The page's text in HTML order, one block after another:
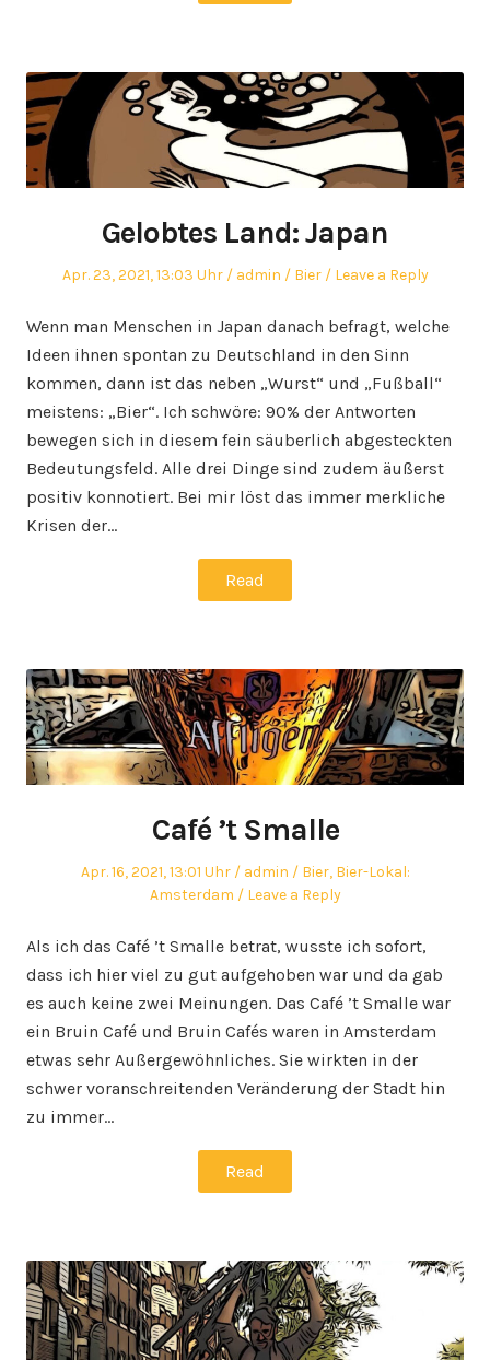
Gelobtes Land: Japan
Posted
Apr. 23, 2021, 13:03 Uhr Author
admin
Posted
Bier Leave a Reply
Wenn man Menschen in Japan danach befragt, welche
Ideen ihnen spontan zu Deutschland in den Sinn
kommen, dann ist das neben „Wurst“ und „Fußball“
meistens: „Bier“. Ich schwöre: 90% der Antworten
bewegen sich in diesem fein säuberlich abgesteckten
Bedeutungsfeld. Alle drei Dinge sind zudem äußerst
positiv konnotiert. Bei mir löst das immer merkliche
Krisen der…
Read
Café ’t Smalle
Posted
Apr. 16, 2021, 13:01 Uhr Author
admin
Posted
in
Bier, Bier-Lokal:
Amsterdam
Leave a Reply
Als ich das Café ’t Smalle betrat, wusste ich sofort,
dass ich hier viel zu gut aufgehoben war und da gab
es auch keine zwei Meinungen. Das Café ’t Smalle war
ein Bruin Café und Bruin Cafés waren in Amsterdam
etwas sehr Außergewöhnliches. Sie wirkten in der
schwer voranschreitenden Veränderung der Stadt hin
zu immer…
Read